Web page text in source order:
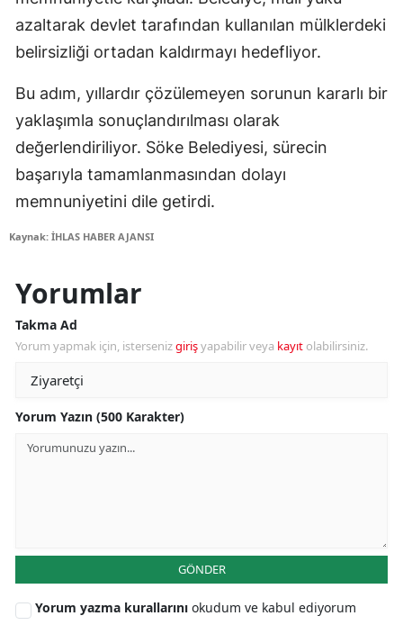
azaltarak devlet tarafından kullanılan mülklerdeki
belirsizliği ortadan kaldırmayı hedefliyor.
Bu adım, yıllardır çözülemeyen sorunun kararlı bir
yaklaşımla sonuçlandırılması olarak
değerlendiriliyor. Söke Belediyesi, sürecin
başarıyla tamamlanmasından dolayı
memnuniyetini dile getirdi.
Kaynak: İHLAS HABER AJANSI
Yorumlar
Takma Ad
Yorum yapmak için, istersenizgirişyapabilir veya kayıt olabilirsiniz.
Yorum Yazın (500 Karakter)
GÖNDER
Yorum yazma kurallarını okudum ve kabul ediyorum